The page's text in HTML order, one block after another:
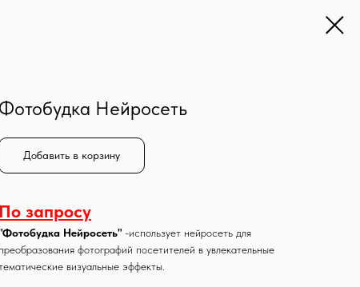
Фотобудка Нейросеть
Добавить в корзину
По запросу
Нейросеть" -использует нейросеть для
преобразования фотографий посетителей в увлекательные
визуальные эффекты.